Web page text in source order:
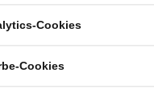
hilfreich?
Cookies
Cookies